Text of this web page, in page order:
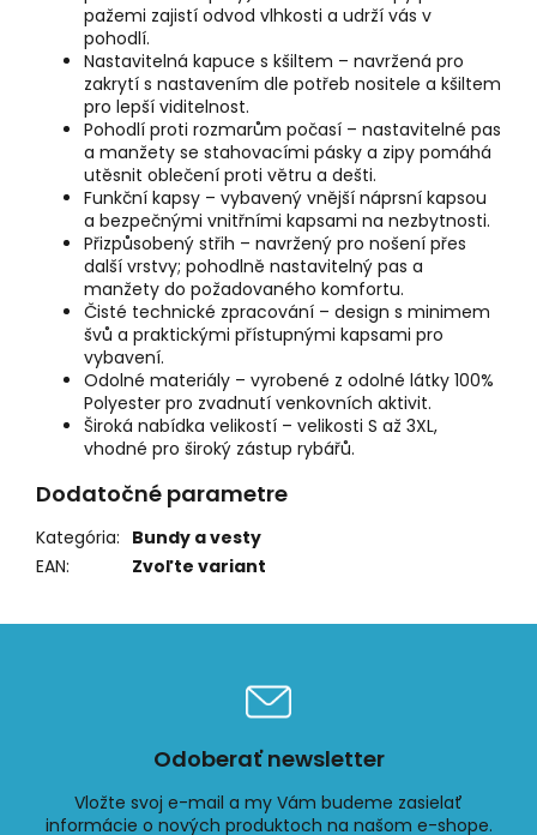
pažemi zajistí odvod vlhkosti a udrží vás v
pohodlí.
Nastavitelná kapuce s kšiltem – navržená pro
zakrytí s nastavením dle potřeb nositele a kšiltem
pro lepší viditelnost.
Pohodlí proti rozmarům počasí – nastavitelné pas
a manžety se stahovacími pásky a zipy pomáhá
utěsnit oblečení proti větru a dešti.
Funkční kapsy – vybavený vnější náprsní kapsou
a bezpečnými vnitřními kapsami na nezbytnosti.
Přizpůsobený střih – navržený pro nošení přes
další vrstvy; pohodlně nastavitelný pas a
manžety do požadovaného komfortu.
Čisté technické zpracování – design s minimem
švů a praktickými přístupnými kapsami pro
vybavení.
Odolné materiály – vyrobené z odolné látky 100%
Polyester pro zvadnutí venkovních aktivit.
Široká nabídka velikostí – velikosti S až 3XL,
vhodné pro široký zástup rybářů.
Dodatočné parametre
Kategória: Bundy a vesty
EAN: Zvoľte variant
Odoberať newsletter
Vložte svoj e-mail a my Vám budeme zasielať
informácie o nových produktoch na našom e-shope.